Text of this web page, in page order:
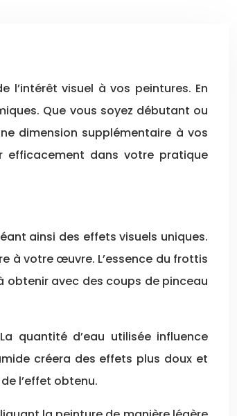
Que vous soyez débutant ou
dimension supplémentaire à vos
efficacement dans votre pratique
ainsi des effets visuels uniques.
à votre œuvre. L’essence du frottis
obtenir avec des coups de pinceau
quantité d’eau utilisée influence
créera des effets plus doux et
l’effet obtenu.